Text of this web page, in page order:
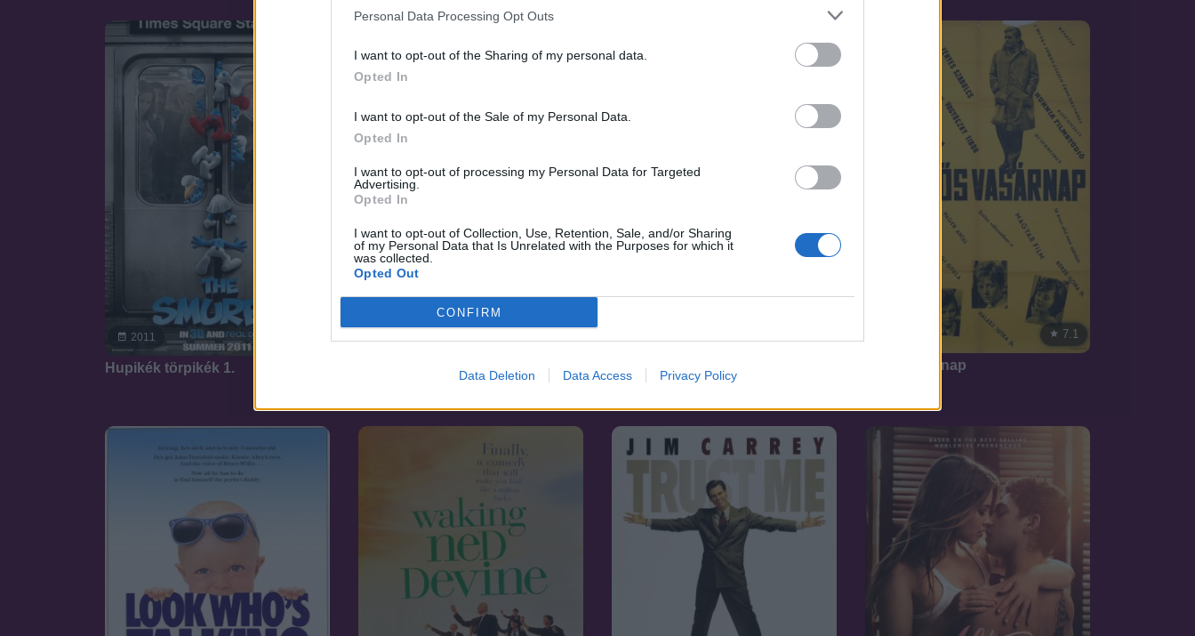
Personal Data Processing Opt Outs
I want to opt-out of the Sharing of my personal data.
Opted In
I want to opt-out of the Sale of my Personal Data.
Opted In
I want to opt-out of processing my Personal Data for Targeted
Advertising.
Opted In
I want to opt-out of Collection, Use, Retention, Sale, and/or Sharing
of my Personal Data that Is Unrelated with the Purposes for which it
was collected.
Opted Out
CONFIRM
Data Deletion Data Access Privacy Policy
2011
Hupikék törpikék 1.
Végzetes szépség
7.1
Esős vasárnap